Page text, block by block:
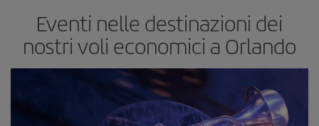
Eventi nelle destinazioni dei
nostri voli economici a Orlando